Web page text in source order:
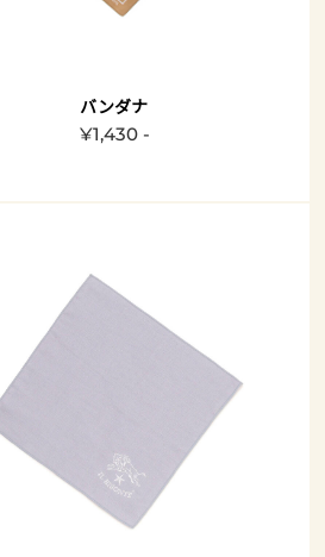
バンダナ
¥1,430 -